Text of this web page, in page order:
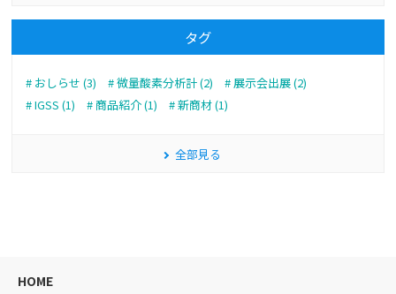
タグ
おしらせ (3) 微量酸素分析計 (2)
展示会出展 (2)
IGSS (1)
商品紹介 (1) 新商材 (1)
全部見る
HOME